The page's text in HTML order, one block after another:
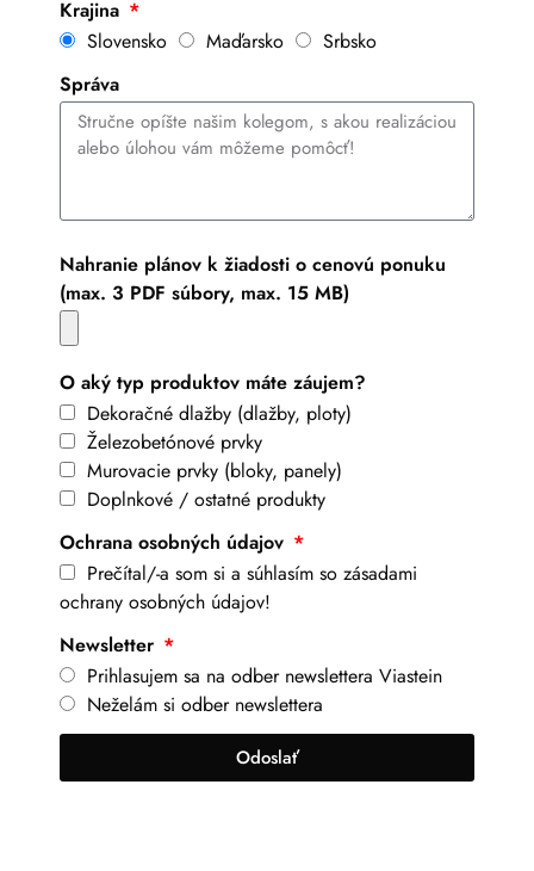
Krajina
Slovensko
Maďarsko
Srbsko
Správa
Nahranie plánov k žiadosti o cenovú ponuku
(max. 3 PDF súbory, max. 15 MB)
O aký typ produktov máte záujem?
Dekoračné dlažby (dlažby, ploty)
Železobetónové prvky
Murovacie prvky (bloky, panely)
Doplnkové / ostatné produkty
Ochrana osobných údajov
Prečítal/-a som si a súhlasím so zásadami
ochrany osobných údajov!
Newsletter
Prihlasujem sa na odber newslettera Viastein
Neželám si odber newslettera
Odoslať